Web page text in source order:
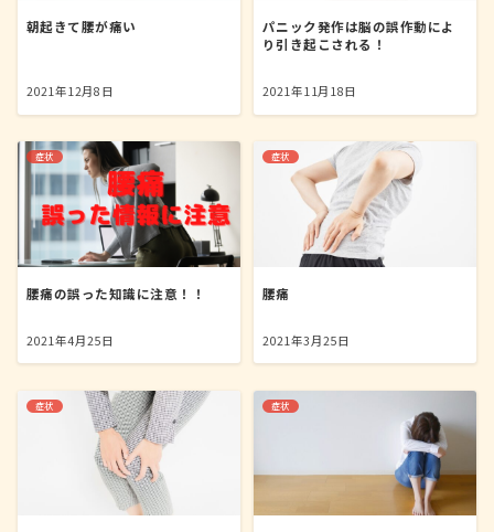
朝起きて腰が痛い
2021年12月8日
パニック発作は脳の誤作動によ
り引き起こされる！
2021年11月18日
症状
腰痛の誤った知識に注意！！
2021年4月25日
症状
腰痛
2021年3月25日
症状 症状